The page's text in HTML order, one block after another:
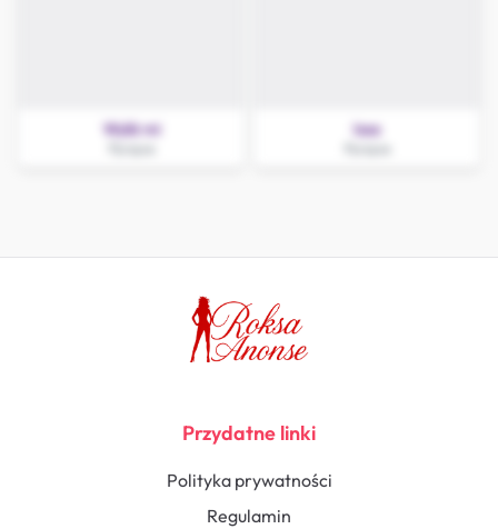
Wyliż mi Issa
Przydatne linki
Polityka prywatności
Regulamin